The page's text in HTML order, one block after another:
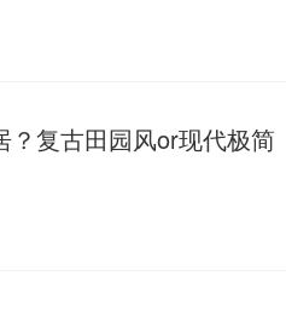
？复古田园风or现代极简